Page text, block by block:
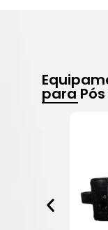
para